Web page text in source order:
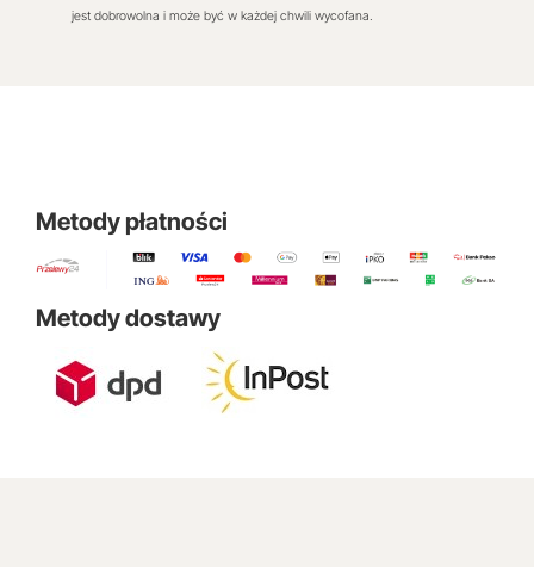
jest dobrowolna i może być w każdej chwili wycofana.
Metody płatności
Metody dostawy